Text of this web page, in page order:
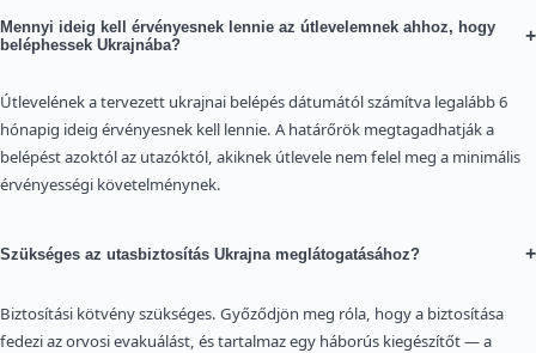
Mennyi ideig kell érvényesnek lennie az útlevelemnek ahhoz, hogy
beléphessek Ukrajnába?
+
Útlevelének a tervezett ukrajnai belépés dátumától számítva legalább 6
hónapig ideig érvényesnek kell lennie. A határőrök megtagadhatják a
belépést azoktól az utazóktól, akiknek útlevele nem felel meg a minimális
érvényességi követelménynek.
Szükséges az utasbiztosítás Ukrajna meglátogatásához? +
Biztosítási kötvény szükséges. Győződjön meg róla, hogy a biztosítása
fedezi az orvosi evakuálást, és tartalmaz egy háborús kiegészítőt — a